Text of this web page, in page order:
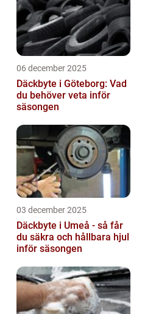
06 december 2025
Däckbyte i Göteborg: Vad
du behöver veta inför
säsongen
03 december 2025
Däckbyte i Umeå - så får
du säkra och hållbara hjul
inför säsongen